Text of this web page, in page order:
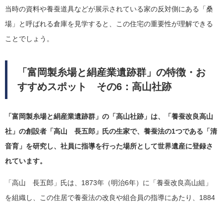
当時の資料や養蚕道具などが展示されている家の反対側にある「桑
場」と呼ばれる倉庫を見学すると、この住宅の重要性が理解できる
ことでしょう。
「富岡製糸場と絹産業遺跡群」の特徴・お
すすめスポット その6：高山社跡
「富岡製糸場と絹産業遺跡群」の「高山社跡」は、「養蚕改良高山
社」の創設者「高山 長五郎」氏の生家で、養蚕法の1つである「清
音育」を研究し、社員に指導を行った場所として世界遺産に登録さ
れています。
「高山 長五郎」氏は、1873年（明治6年）に「養蚕改良高山組」
を組織し、この住居で養蚕法の改良や組合員の指導にあたり、1884